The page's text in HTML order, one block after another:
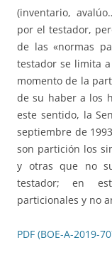
(inventario,
por el testador,
de las «normas
testador se limita
momento de la
de su haber a los
este sentido, la
septiembre de
son partición los
y otras que no
testador; en
particionales y no
PDF (BOE-A-2019-